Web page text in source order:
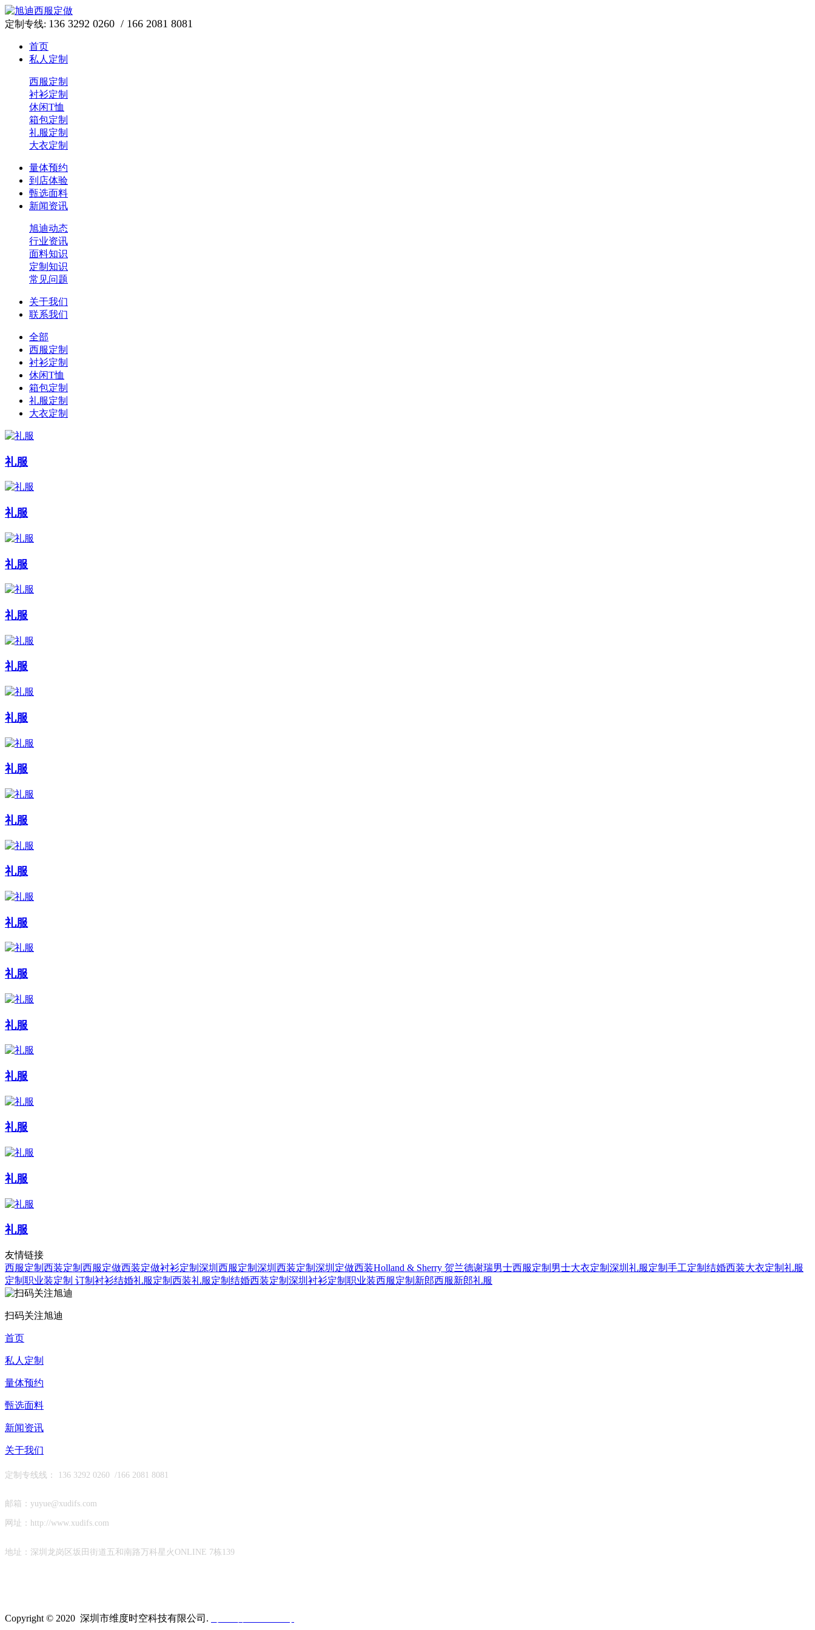
定制专线: 136 3292 0260 / 166 2081 8081
首页
私人定制
西服定制
衬衫定制
休闲T恤
箱包定制
礼服定制
大衣定制
量体预约
到店体验
甄选面料
新闻资讯
旭迪动态
行业资讯
面料知识
定制知识
常见问题
关于我们
联系我们
全部
西服定制
衬衫定制
休闲T恤
箱包定制
礼服定制
大衣定制
礼服
礼服
礼服
礼服
礼服
礼服
礼服
礼服
礼服
礼服
礼服
礼服
礼服
礼服
礼服
礼服
友情链接
西服定制 西装定制 西服定做西装定做衬衫定制 深圳西服定制 深圳西装定制 深圳定做西装Holland & Sherry 贺兰德谢瑞男士西服定制 男士大衣定制 深圳礼服定制 手工定制 结婚西装大衣定制 礼服
定制 职业装定制 订制衬衫结婚礼服定制 西装礼服定制 结婚西装定制 深圳衬衫定制 职业装西服定制 新郎西服新郎礼服
扫码关注旭迪
首页
私人定制
量体预约
甄选面料
新闻资讯
关于我们
定制专线线： 136 3292 0260 /166 2081 8081
邮箱：yuyue@xudifs.com
网址：http://www.xudifs.com
地址： 深圳龙岗区坂田街道 五和南路万科星火ONLINE 7栋139
Copyright © 2020 深圳市维度时空科技有限公司 .